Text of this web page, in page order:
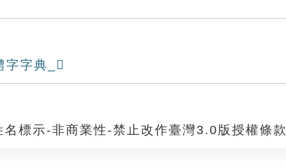
字典_𢖞
名標示-非商業性-禁止改作臺灣3.0版授權條款